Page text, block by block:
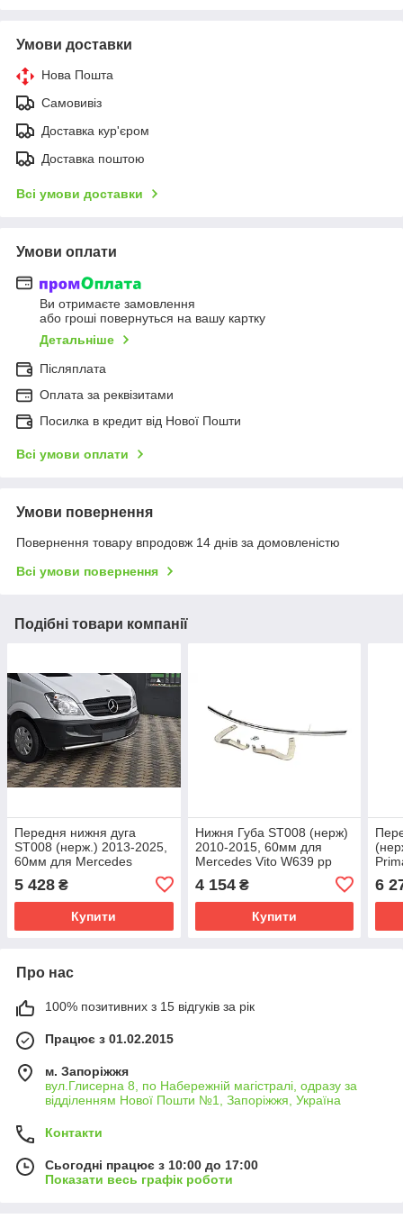
Умови доставки
Нова Пошта
Самовивіз
Доставка кур'єром
Доставка поштою
Всі умови доставки
Умови оплати
Ви отримаєте замовлення
або гроші повернуться на вашу картку
Детальніше
Післяплата
Оплата за реквізитами
Посилка в кредит від Нової Пошти
Всі умови оплати
Умови повернення
Повернення товару впродовж 14 днів за домовленістю
Всі умови повернення
Подібні товари компанії
Передня нижня дуга
ST008 (нерж.) 2013-2025,
60мм для Mercedes
5 428 ₴
Купити
Нижня Губа ST008 (нерж)
2010-2015, 60мм для
Mercedes Vito W639 рр
4 154₴
Купити
6
Про нас
100% позитивних з 15 відгуків за рік
Працює з 01.02.2015
м. Запоріжжя
вул.Глисерна 8, по Набережній магістралі, одразу за
відділенням Нової Пошти №1, Запоріжжя, Україна
Контакти
Сьогодні працює з 10:00 до 17:00
Показати весь графік роботи